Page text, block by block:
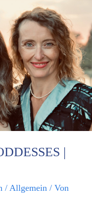
|
/ Allgemein / Von